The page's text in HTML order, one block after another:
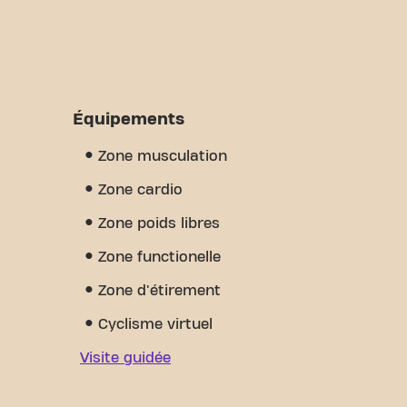
Équipements
Zone musculation
Zone cardio
Zone poids libres
Zone functionelle
Zone d'étirement
Cyclisme virtuel
Visite guidée